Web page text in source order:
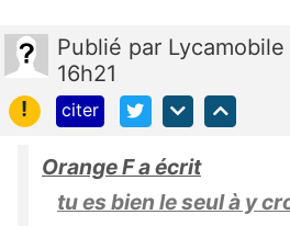
Publié par Lycamobile
16h21
!
citer
Orange F a écrit
tu es bien le seul à y